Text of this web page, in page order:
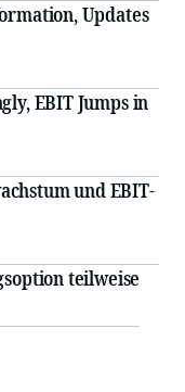
Updates
EBIT Jumps in
und EBIT-
teilweise